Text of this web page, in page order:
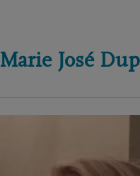
Marie José